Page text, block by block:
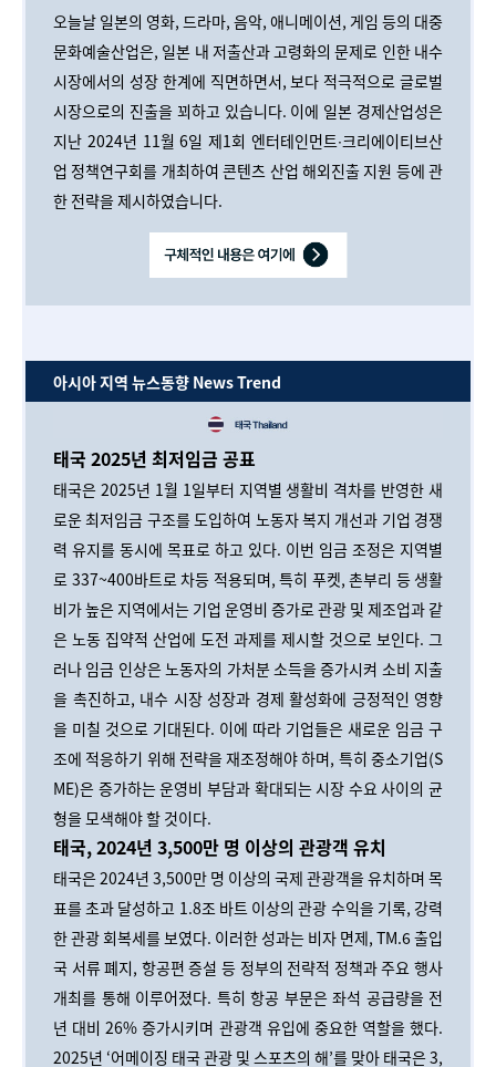
오늘날 일본의 영화, 드라마, 음악, 애니메이션, 게임 등의 대중
문화예술산업은, 일본 내 저출산과 고령화의 문제로 인한 내수
시장에서의 성장 한계에 직면하면서, 보다 적극적으로 글로벌
시장으로의 진출을 꾀하고 있습니다. 이에 일본 경제산업성은
지난 2024년 11월 6일 제1회 엔터테인먼트∙크리에이티브산
업 정책연구회를 개최하여 콘텐츠 산업 해외진출 지원 등에 관
한 전략을 제시하였습니다.
아시아 지역 뉴스동향 News Trend
태국 2025년 최저임금 공표
태국은 2025년 1월 1일부터 지역별 생활비 격차를 반영한 새
로운 최저임금 구조를 도입하여 노동자 복지 개선과 기업 경쟁
력 유지를 동시에 목표로 하고 있다. 이번 임금 조정은 지역별
로 337~400바트로 차등 적용되며, 특히 푸켓, 촌부리 등 생활
비가 높은 지역에서는 기업 운영비 증가로 관광 및 제조업과 같
은 노동 집약적 산업에 도전 과제를 제시할 것으로 보인다. 그
러나 임금 인상은 노동자의 가처분 소득을 증가시켜 소비 지출
을 촉진하고, 내수 시장 성장과 경제 활성화에 긍정적인 영향
을 미칠 것으로 기대된다. 이에 따라 기업들은 새로운 임금 구
조에 적응하기 위해 전략을 재조정해야 하며, 특히 중소기업(S
ME)은 증가하는 운영비 부담과 확대되는 시장 수요 사이의 균
형을 모색해야 할 것이다.
태국, 2024년 3,500만 명 이상의 관광객 유치
태국은 2024년 3,500만 명 이상의 국제 관광객을 유치하며 목
표를 초과 달성하고 1.8조 바트 이상의 관광 수익을 기록, 강력
한 관광 회복세를 보였다. 이러한 성과는 비자 면제, TM.6 출입
국 서류 폐지, 항공편 증설 등 정부의 전략적 정책과 주요 행사
개최를 통해 이루어졌다. 특히 항공 부문은 좌석 공급량을 전
년 대비 26% 증가시키며 관광객 유입에 중요한 역할을 했다.
2025년 ‘어메이징 태국 관광 및 스포츠의 해’를 맞아 태국은 3,